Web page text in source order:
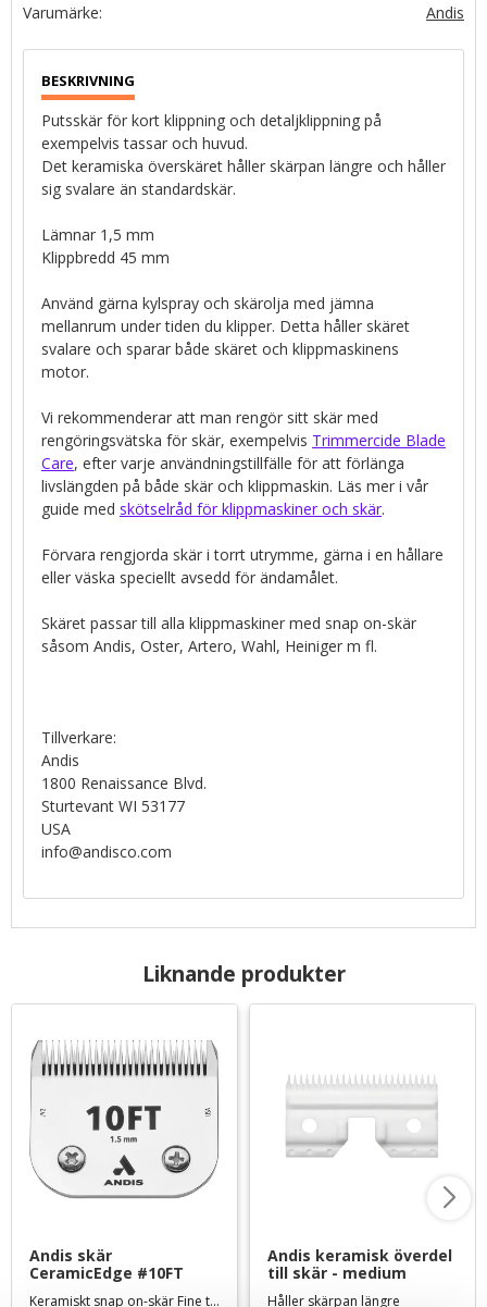
Andis
Putsskär för kort klippning och detaljklippning på
exempelvis tassar och huvud.
Det keramiska överskäret håller skärpan längre och håller
sig svalare än standardskär.
Lämnar 1,5 mm
Klippbredd 45 mm
Använd gärna kylspray och skärolja med jämna
mellanrum under tiden du klipper. Detta håller skäret
svalare och sparar både skäret och klippmaskinens
motor.
Vi rekommenderar att man rengör sitt skär med
rengöringsvätska för skär, exempelvis Trimmercide Blade
Care, efter varje användningstillfälle för att förlänga
livslängden på både skär och klippmaskin. Läs mer i vår
guide med skötselråd för klippmaskiner och skär.
Förvara rengjorda skär i torrt utrymme, gärna i en hållare
eller väska speciellt avsedd för ändamålet.
Skäret passar till alla klippmaskiner med snap on-skär
såsom Andis, Oster, Artero, Wahl, Heiniger m fl.
Tillverkare:
Andis
1800 Renaissance Blvd.
Sturtevant WI 53177
USA
info@andisco.com
Liknande produkter
Andis skär
CeramicEdge #10FT
Keramiskt snap on-skär Fine tooth - Lämnar 1,5 mm
Andis keramisk överdel
till skär - medium
Håller skärpan längre